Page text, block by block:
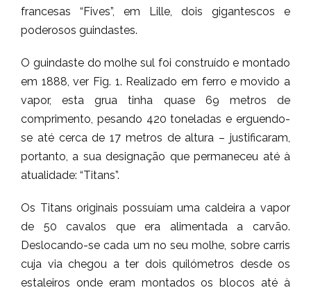
francesas “Fives”, em Lille, dois gigantescos e
poderosos guindastes.
O guindaste do molhe sul foi construído e montado
em 1888, ver Fig. 1. Realizado em ferro e movido a
vapor, esta grua tinha quase 69 metros de
comprimento, pesando 420 toneladas e erguendo-
se até cerca de 17 metros de altura – justificaram,
portanto, a sua designação que permaneceu até à
atualidade: “Titans”.
Os Titans originais possuíam uma caldeira a vapor
de 50 cavalos que era alimentada a carvão.
Deslocando-se cada um no seu molhe, sobre carris
cuja via chegou a ter dois quilómetros desde os
estaleiros onde eram montados os blocos até à